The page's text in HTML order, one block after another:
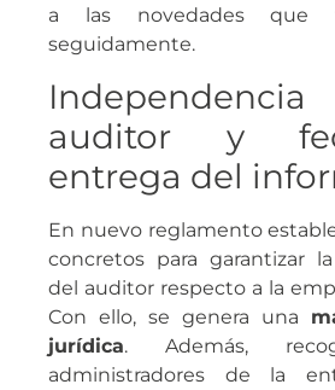
a las novedades que
seguidamente.
auditor y
entrega del
En nuevo reglamento
concretos para garantizar
del auditor respecto a la
Con ello, se genera una
jurídica. Además,
administradores de la